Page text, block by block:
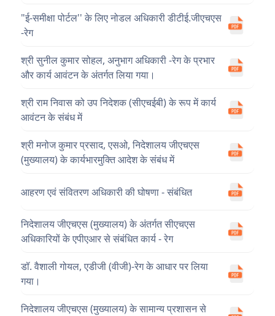
"ई-समीक्षा पोर्टल'' के लिए नोडल अधिकारी डीटीई.जीएचएस
-रेग
श्री सुनील कुमार सोहल, अनुभाग अधिकारी -रेग के प्रभार
और कार्य आवंटन के अंतर्गत लिया गया।
श्री राम निवास को उप निदेशक (सीएचईबी) के रूप में कार्य
आवंटन के संबंध में
श्री मनोज कुमार प्रसाद, एसओ, निदेशालय जीएचएस
(मुख्यालय) के कार्यभारमुक्ति आदेश के संबंध में
आहरण एवं संवितरण अधिकारी की घोषणा - संबंधित
निदेशालय जीएचएस (मुख्यालय) के अंतर्गत सीएचएस
अधिकारियों के एपीएआर से संबंधित कार्य - रेग
डॉ. वैशाली गोयल, एडीजी (वीजी)-रेग के आधार पर लिया
गया।
निदेशालय जीएचएस (मुख्यालय) के सामान्य प्रशासन से